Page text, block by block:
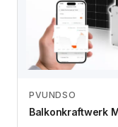
PVUNDSO
Balkonkraftwerk